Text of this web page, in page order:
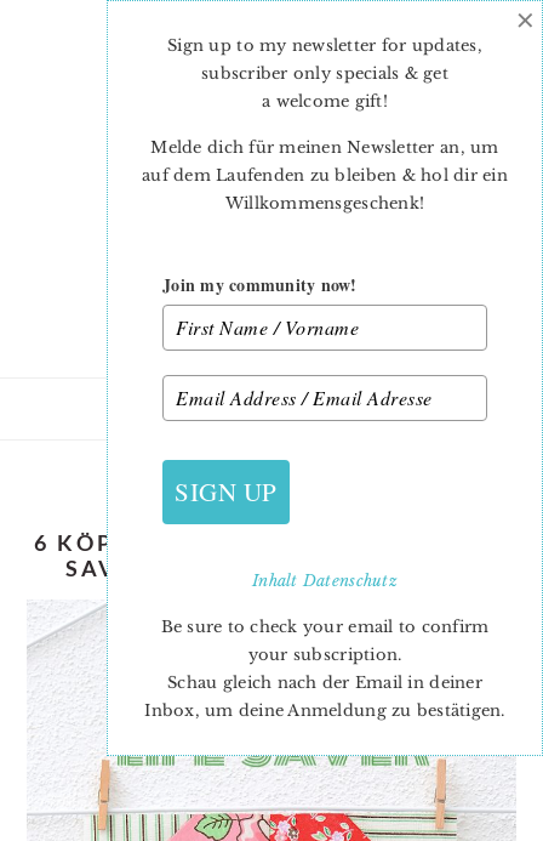
6 KÖPFE 12 BLÖCKE – AUGUST: LIFE
SAVER QUILT BLOCK TUTORIAL
Sign up to my newsletter for updates,
subscriber only specials & get
a welcome gift!
Melde dich für meinen Newsletter an, um
auf dem Laufenden zu bleiben & hol dir ein
Willkommensgeschenk!
Join my community now!
SIGN UP
InhaltDatenschutz
Be sure to check your email to confirm
your subscription.
Schau gleich nach der Email in deiner
Inbox, um deine Anmeldung zu bestätigen.
×